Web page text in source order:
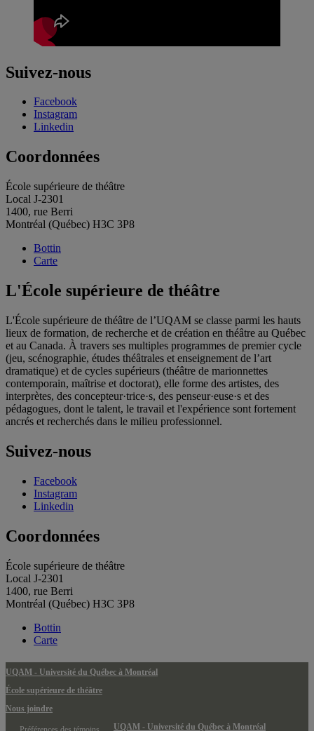
Suivez-nous
Facebook
Instagram
Linkedin
Coordonnées
École supérieure de théâtre
Local J-2301
1400, rue Berri
Montréal (Québec) H3C 3P8
Bottin
Carte
L'École supérieure de théâtre
L'École supérieure de théâtre de l’UQAM se classe parmi les hauts
lieux de formation, de recherche et de création en théâtre au Québec
et au Canada. À travers ses multiples programmes de premier cycle
(jeu, scénographie, études théâtrales et enseignement de l’art
dramatique) et de cycles supérieurs (théâtre de marionnettes
contemporain, maîtrise et doctorat), elle forme des artistes, des
interprètes, des concepteur·trice·s, des penseur·euse·s et des
pédagogues, dont le talent, le travail et l'expérience sont fortement
ancrés et recherchés dans le milieu professionnel.
Suivez-nous
Facebook
Instagram
Linkedin
Coordonnées
École supérieure de théâtre
Local J-2301
1400, rue Berri
Montréal (Québec) H3C 3P8
Bottin
Carte
UQAM - Université du Québec à Montréal
École supérieure de théâtre
Nous joindre
UQAM - Université du Québec à Montréal